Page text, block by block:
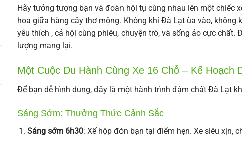
Hãy tưởng tượng bạn và đoàn hội tụ cùng nhau lên một chiếc
hoa giữa hàng cây thơ mộng. Không khí Đà Lạt ùa vào,
yêu thích , cả hội cùng phiêu, chuyện trò, và sống ảo cực
lượng mang lại.
Một Cuộc Du Hành Cùng Xe 16 Chỗ – Kế Hoạch
Để bạn dễ hình dung, đây là một hành trình đậm chất Đà Lạt
Sáng Sớm: Thưởng Thức Cảnh Sắc
Sáng sớm 6h30: Xế hộp đón bạn tại điểm hẹn. Xe siêu xịn,